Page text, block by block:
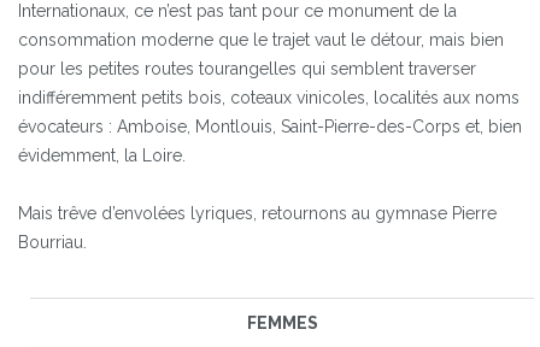
Internationaux, ce n’est pas tant pour ce monument de la
consommation moderne que le trajet vaut le détour, mais bien
pour les petites routes tourangelles qui semblent traverser
indifféremment petits bois, coteaux vinicoles, localités aux noms
évocateurs : Amboise, Montlouis, Saint-Pierre-des-Corps et, bien
évidemment, la Loire.
Mais trêve d’envolées lyriques, retournons au gymnase Pierre
Bourriau.
FEMMES